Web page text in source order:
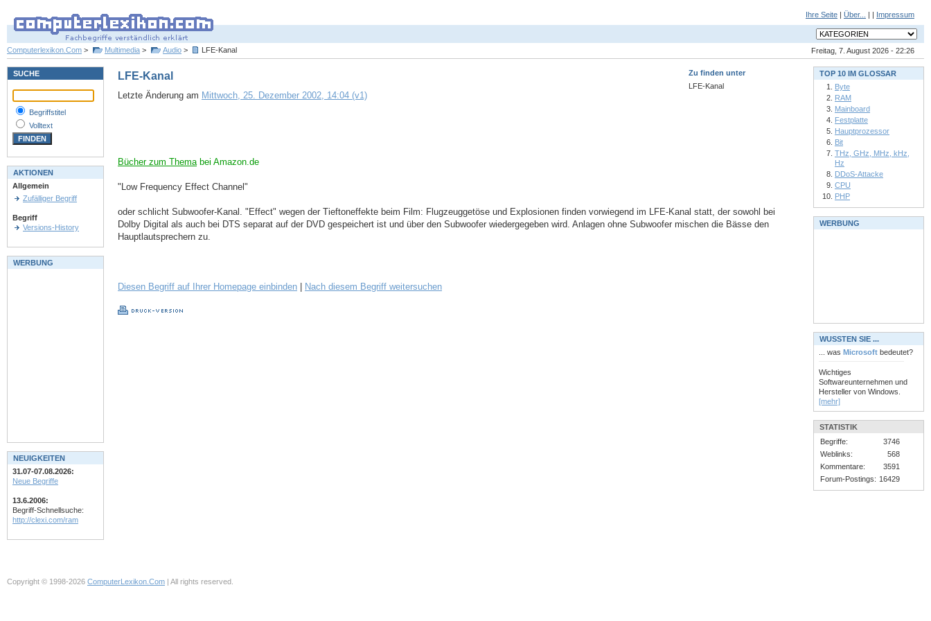
Ihre Seite | Über... | | Impressum
Freitag, 7. August 2026 - 22:26
Computerlexikon.Com > Multimedia > Audio > LFE-Kanal
Zu finden unter
LFE-Kanal
LFE-Kanal
Letzte Änderung am Mittwoch, 25. Dezember 2002, 14:04 (v1)
Bücher zum Themabei Amazon.de
"Low Frequency Effect Channel"
oder schlicht Subwoofer-Kanal. "Effect" wegen der Tieftoneffekte beim Film: Flugzeuggetöse und Explosionen finden vorwiegend im LFE-Kanal statt, der sowohl bei
Dolby Digital als auch bei DTS separat auf der DVD gespeichert ist und über den Subwoofer wiedergegeben wird. Anlagen ohne Subwoofer mischen die Bässe den
Hauptlautsprechern zu.
Diesen Begriff auf Ihrer Homepage einbinden Nach diesem Begriff weitersuchen
SUCHE
Begriffstitel
Volltext
AKTIONEN
Allgemein
Zufälliger Begriff
Begriff
Versions-History
WERBUNG
NEUIGKEITEN
31.07-07.08.2026:
Neue Begriffe
13.6.2006:
Begriff-Schnellsuche:
http://clexi.com/ram
TOP 10 IM GLOSSAR
Byte
RAM
Mainboard
Festplatte
Hauptprozessor
Bit
THz, GHz, MHz, kHz,
Hz
DDoS-Attacke
CPU
PHP
WERBUNG
WUSSTEN SIE ...
... was Microsoft bedeutet?
Wichtiges
Softwareunternehmen und
Hersteller von Windows.
[mehr]
STATISTIK
Begriffe:
3746
Weblinks:
568
Kommentare:
3591
Forum-Postings: 16429
Copyright © 1998-2026 ComputerLexikon.Com | All rights reserved.